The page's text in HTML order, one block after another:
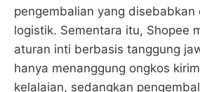
pengembalian yang disebabkan
logistik. Sementara itu, Shopee
aturan inti berbasis tanggung
hanya menanggung ongkos
kelalaian, sedangkan